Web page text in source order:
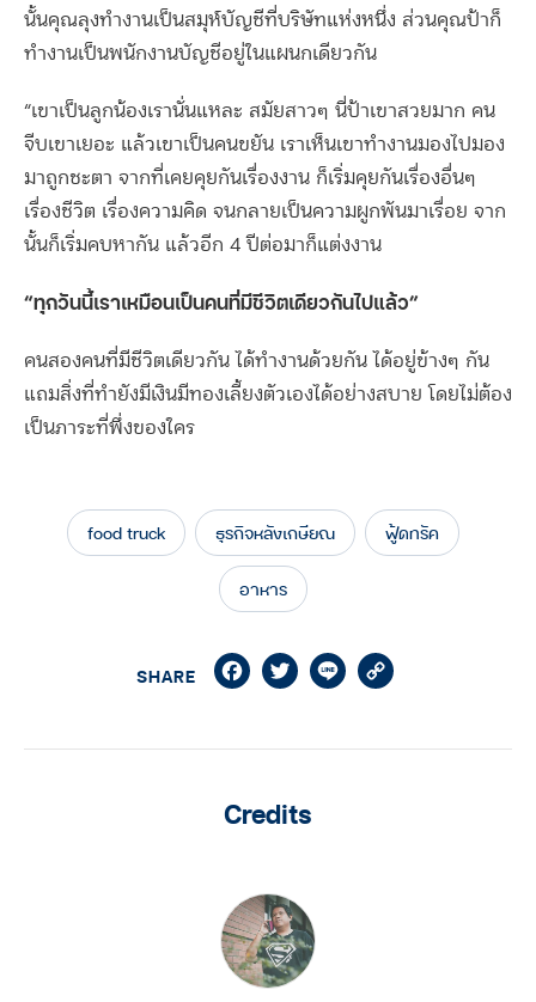
นั้นคุณลุงทำงานเป็นสมุห์บัญชีที่บริษัทแห่งหนึ่ง ส่วนคุณป้าก็
ทำงานเป็นพนักงานบัญชีอยู่ในแผนกเดียวกัน
“เขาเป็นลูกน้องเรานั่นแหละ สมัยสาวๆ นี่ป้าเขาสวยมาก คน
จีบเขาเยอะ แล้วเขาเป็นคนขยัน เราเห็นเขาทำงานมองไปมอง
มาถูกชะตา จากที่เคยคุยกันเรื่องงาน ก็เริ่มคุยกันเรื่องอื่นๆ
เรื่องชีวิต เรื่องความคิด จนกลายเป็นความผูกพันมาเรื่อย จาก
นั้นก็เริ่มคบหากัน แล้วอีก 4 ปีต่อมาก็แต่งงาน
“ทุกวันนี้เราเหมือนเป็นคนที่มีชีวิตเดียวกันไปแล้ว”
คนสองคนที่มีชีวิตเดียวกัน ได้ทำงานด้วยกัน ได้อยู่ข้างๆ กัน
แถมสิ่งที่ทำยังมีเงินมีทองเลี้ยงตัวเองได้อย่างสบาย โดยไม่ต้อง
เป็นภาระที่พึ่งของใคร
food truck ธุรกิจหลังเกษียณ ฟู้ดทรัค
อาหาร
SHARE FacebookTwitterLine
Credits